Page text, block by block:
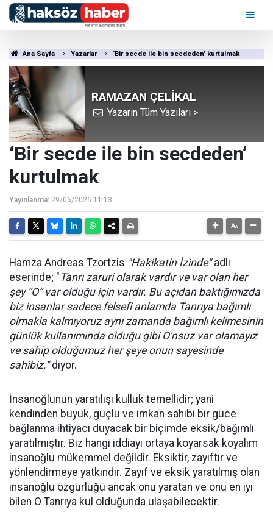
Ana Sayfa Yazarlar ‘Bir secde ile bin secdeden’ kurtulmak
RAMAZAN ÇELİKAL
Yazarın Tüm Yazıları >
‘Bir secde ile bin secdeden’
kurtulmak
Yayınlanma: 29/06/2026 11:13
Hamza Andreas Tzortzis "Hakikatin İzinde"adlı
eserinde; " Tanrı zaruri olarak vardır ve var olan her
şey “O” var olduğu için vardır. Bu açıdan baktığımızda
biz insanlar sadece felsefi anlamda Tanrıya bağımlı
olmakla kalmıyoruz aynı zamanda bağımlı kelimesinin
günlük kullanımında olduğu gibi O'nsuz var olamayız
ve sahip olduğumuz her şeye onun sayesinde
sahibiz."diyor.
İnsanoğlunun yaratılışı kulluk temellidir; yani
kendinden büyük, güçlü ve imkan sahibi bir güce
bağlanma ihtiyacı duyacak bir biçimde eksik/bağımlı
yaratılmıştır. Biz hangi iddiayı ortaya koyarsak koyalım
insanoğlu mükemmel değildir. Eksiktir, zayıftır ve
yönlendirmeye yatkındır. Zayıf ve eksik yaratılmış olan
insanoğlu özgürlüğü ancak onu yaratan ve onu en iyi
bilen O Tanrıya kul olduğunda ulaşabilecektir.